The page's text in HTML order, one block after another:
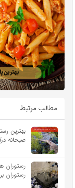
مطالب مرتبط
بهترین
صبحانه
رستوران